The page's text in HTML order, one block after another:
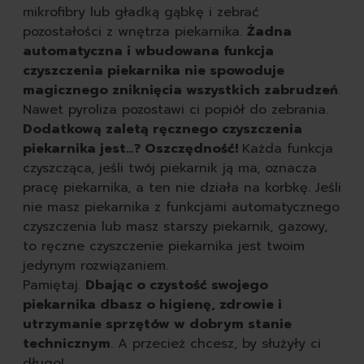
mikrofibry lub gładką gąbkę i zebrać
pozostałości z wnętrza piekarnika. Żadna
automatyczna i wbudowana funkcja
czyszczenia piekarnika nie spowoduje
magicznego zniknięcia wszystkich zabrudzeń.
Nawet pyroliza pozostawi ci popiół do zebrania.
Dodatkową zaletą ręcznego czyszczenia
piekarnika jest…? Oszczędność! Każda funkcja
czyszcząca, jeśli twój piekarnik ją ma, oznacza
pracę piekarnika, a ten nie działa na korbkę. Jeśli
nie masz piekarnika z funkcjami automatycznego
czyszczenia lub masz starszy piekarnik, gazowy,
to ręczne czyszczenie piekarnika jest twoim
jedynym rozwiązaniem.
Pamiętaj. Dbając o czystość swojego
piekarnika dbasz o higienę, zdrowie i
utrzymanie sprzętów w dobrym stanie
technicznym. A przecież chcesz, by służyły ci